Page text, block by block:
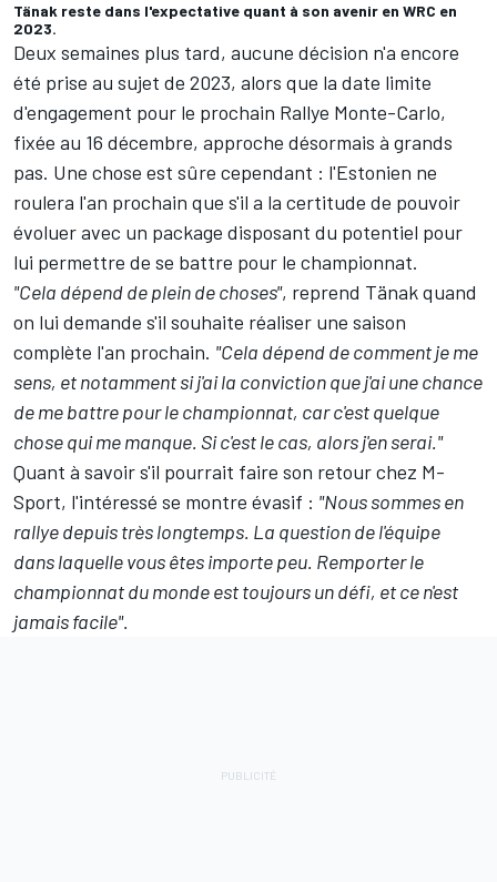
Tänak reste dans l'expectative quant à son avenir en WRC en
2023.
Deux semaines plus tard, aucune décision n'a encore
été prise au sujet de 2023, alors que la date limite
d'engagement pour le prochain Rallye Monte-Carlo,
fixée au 16 décembre, approche désormais à grands
pas. Une chose est sûre cependant : l'Estonien ne
roulera l'an prochain que s'il a la certitude de pouvoir
évoluer avec un package disposant du potentiel pour
lui permettre de se battre pour le championnat.
"Cela dépend de plein de choses", reprend Tänak quand
on lui demande s'il souhaite réaliser une saison
complète l'an prochain. "Cela dépend de comment je me
sens, et notamment si j'ai la conviction que j'ai une chance
de me battre pour le championnat, car c'est quelque
chose qui me manque. Si c'est le cas, alors j'en serai."
Quant à savoir s'il pourrait faire son retour chez M-
Sport, l'intéressé se montre évasif : "Nous sommes en
rallye depuis très longtemps. La question de l'équipe
dans laquelle vous êtes importe peu. Remporter le
championnat du monde est toujours un défi, et ce n'est
jamais facile".